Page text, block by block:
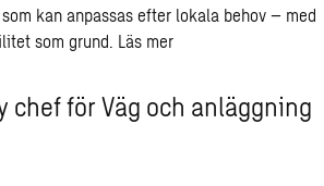
kan anpassas efter lokala behov – med
som grund. Läs mer
chef för Väg och anläggning